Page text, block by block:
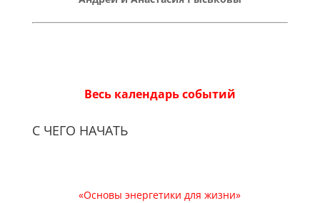
Весь календарь событий
С ЧЕГО НАЧАТЬ
«Основы энергетики для жизни»